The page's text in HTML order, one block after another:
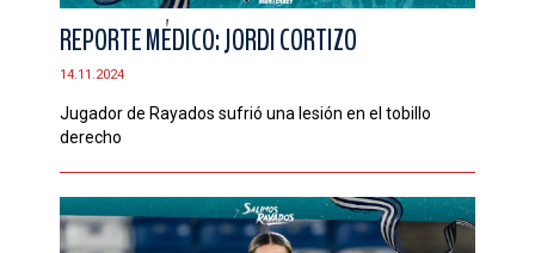
REPORTE MÉDICO: JORDI CORTIZO
14.11.2024
Jugador de Rayados sufrió una lesión en el tobillo
derecho